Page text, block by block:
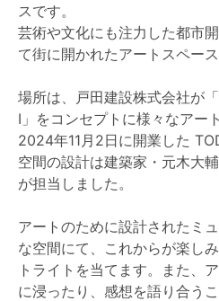
スです。
芸術や文化にも注力した都市
て街に開かれたアートスペース
場所は、戸田建設株式会社が
I」をコンセプトに様々なアー
2024年11月2日に開業した
空間の設計は建築家・元木大
が担当しました。
アートのために設計されたミ
な空間にて、これからが楽し
トライトを当てます。また、
に浸ったり、感想を語り合う